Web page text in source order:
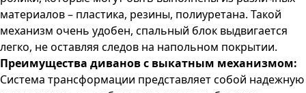
материалов – пластика, резины, полиуретана. Такой
механизм очень удобен, спальный блок выдвигается
легко, не оставляя следов на напольном покрытии.
Преимущества диванов с выкатным механизмом:
Система трансформации представляет собой надежную